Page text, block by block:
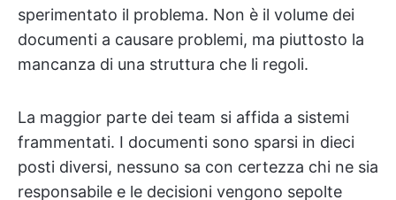
sperimentato il problema. Non è il volume dei
documenti a causare problemi, ma piuttosto la
mancanza di una struttura che li regoli.
La maggior parte dei team si affida a sistemi
frammentati. I documenti sono sparsi in dieci
posti diversi, nessuno sa con certezza chi ne sia
responsabile e le decisioni vengono sepolte